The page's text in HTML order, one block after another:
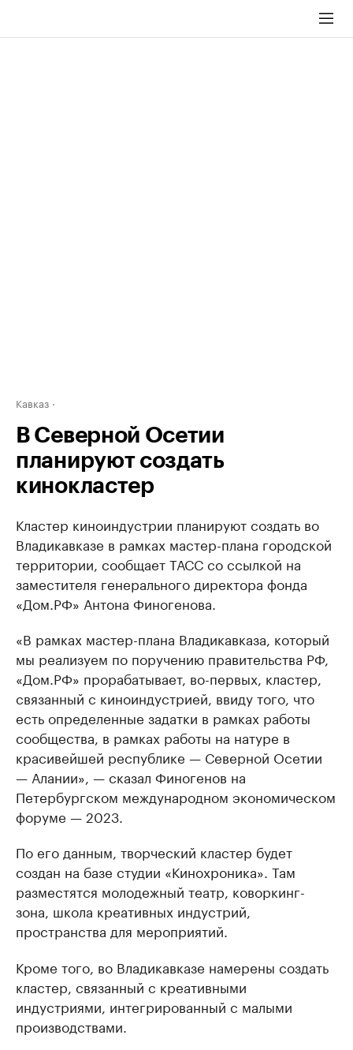
Кавказ
В Северной Осетии
планируют создать
кинокластер
Кластер киноиндустрии планируют создать во
Владикавказе в рамках мастер-плана городской
территории, сообщает ТАСС со ссылкой на
заместителя генерального директора фонда
«Дом.РФ» Антона Финогенова.
«В рамках мастер-плана Владикавказа, который
мы реализуем по поручению правительства РФ,
«Дом.РФ» прорабатывает, во-первых, кластер,
связанный с киноиндустрией, ввиду того, что
есть определенные задатки в рамках работы
сообщества, в рамках работы на натуре в
красивейшей республике — Северной Осетии
— Алании», — сказал Финогенов на
Петербургском международном экономическом
форуме — 2023.
По его данным, творческий кластер будет
создан на базе студии «Кинохроника». Там
разместятся молодежный театр, коворкинг-
зона, школа креативных индустрий,
пространства для мероприятий.
Кроме того, во Владикавказе намерены создать
кластер, связанный с креативными
индустриями, интегрированный с малыми
производствами.